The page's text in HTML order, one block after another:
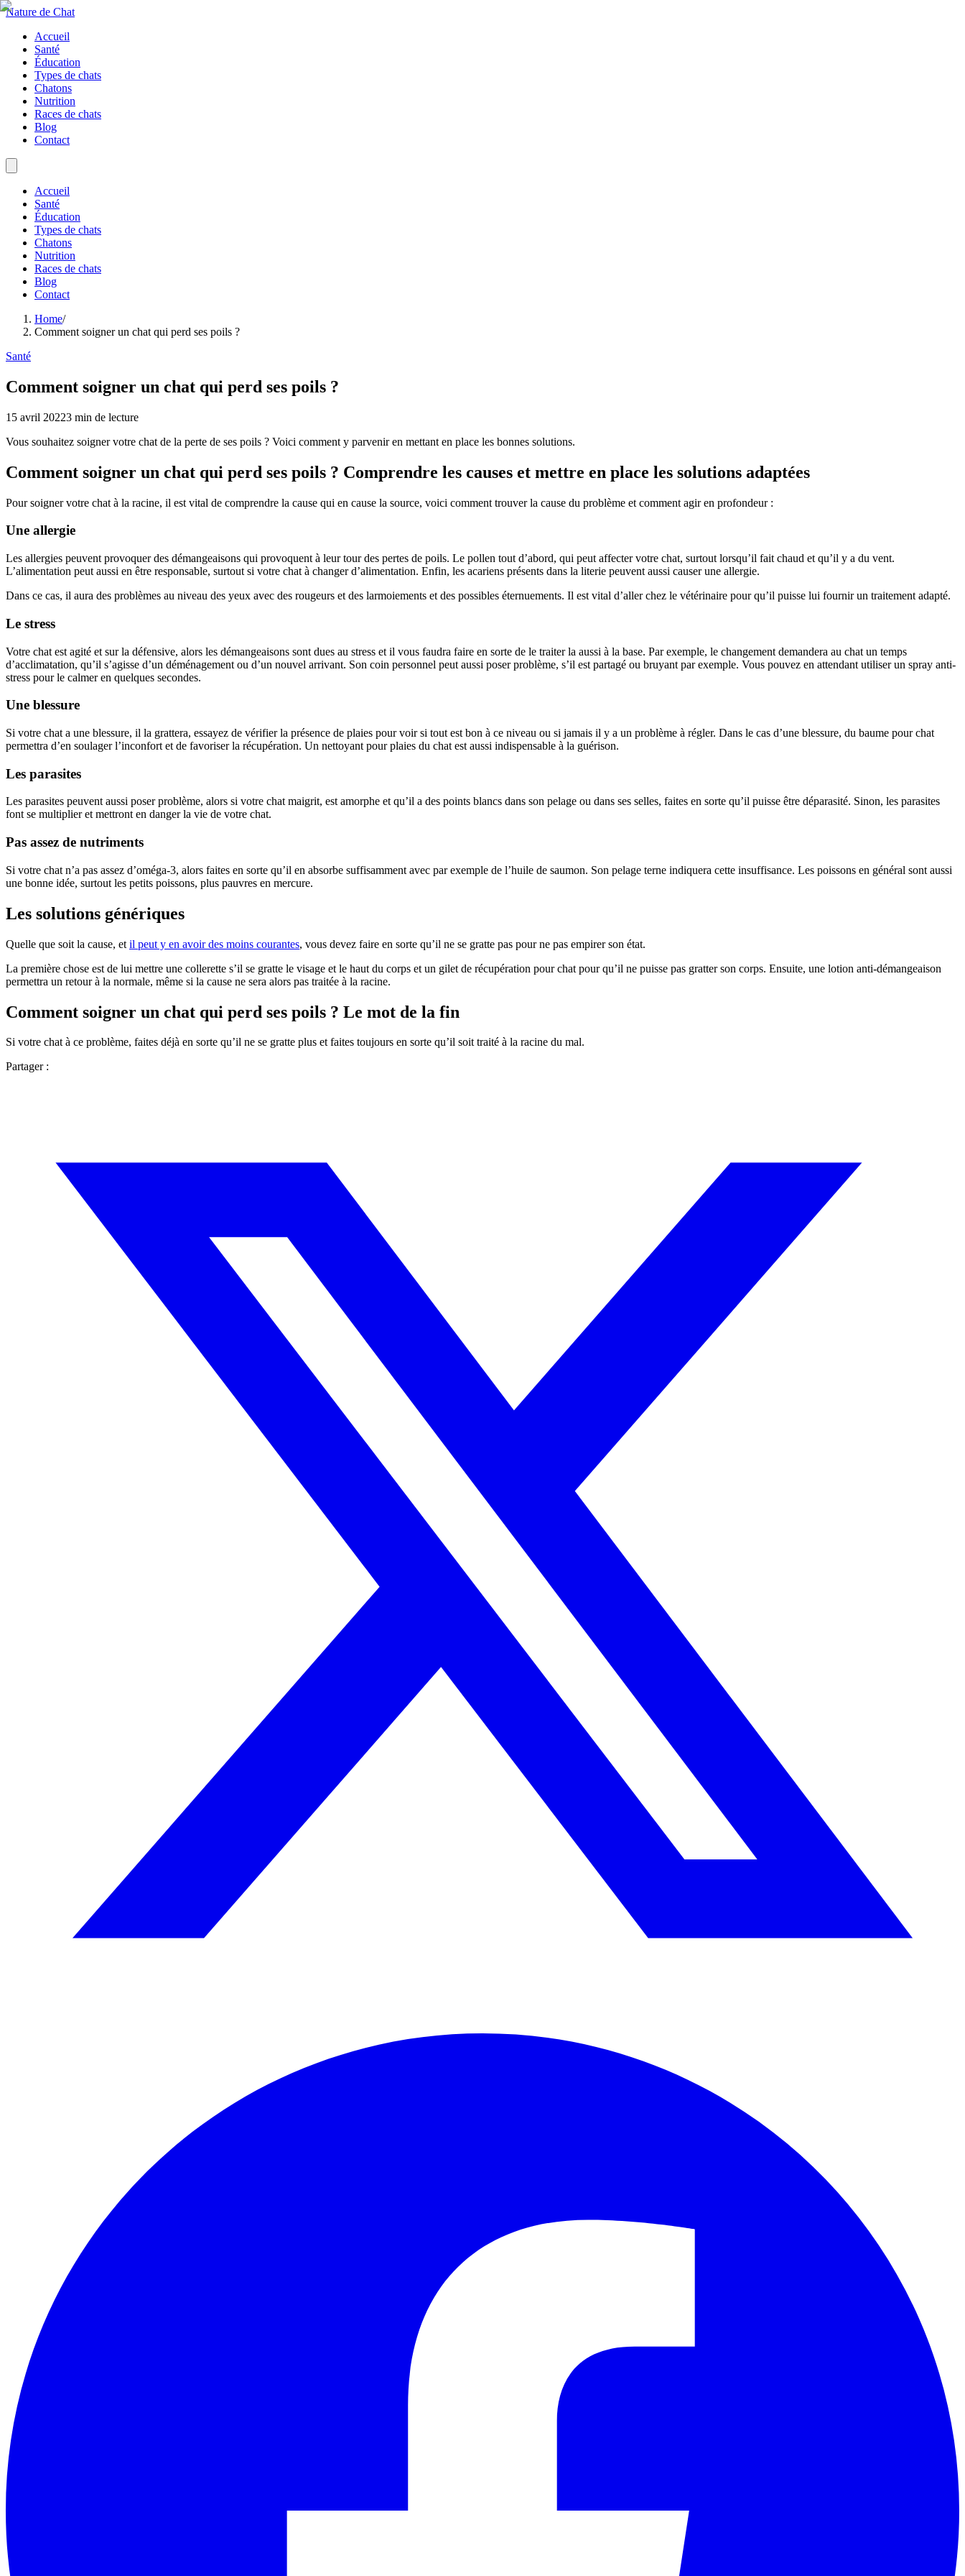
Nature de Chat
Accueil
Santé
Éducation
Types de chats
Chatons
Nutrition
Races de chats
Blog
Contact
Accueil
Santé
Éducation
Types de chats
Chatons
Nutrition
Races de chats
Blog
Contact
Home/
Comment soigner un chat qui perd ses poils ?
Santé
Comment soigner un chat qui perd ses poils ?
15 avril 20223 min de lecture
Vous souhaitez soigner votre chat de la perte de ses poils ? Voici comment y parvenir en mettant en place les bonnes solutions.
Comment soigner un chat qui perd ses poils ? Comprendre les causes et mettre en place les solutions adaptées
Pour soigner votre chat à la racine, il est vital de comprendre la cause qui en cause la source, voici comment trouver la cause du problème et comment agir en profondeur :
Une allergie
Les allergies peuvent provoquer des démangeaisons qui provoquent à leur tour des pertes de poils. Le pollen tout d’abord, qui peut affecter votre chat, surtout lorsqu’il fait chaud et qu’il y a du vent.
L’alimentation peut aussi en être responsable, surtout si votre chat à changer d’alimentation. Enfin, les acariens présents dans la literie peuvent aussi causer une allergie.
Dans ce cas, il aura des problèmes au niveau des yeux avec des rougeurs et des larmoiements et des possibles éternuements. Il est vital d’aller chez le vétérinaire pour qu’il puisse lui fournir un traitement adapté.
Le stress
Votre chat est agité et sur la défensive, alors les démangeaisons sont dues au stress et il vous faudra faire en sorte de le traiter la aussi à la base. Par exemple, le changement demandera au chat un temps
d’acclimatation, qu’il s’agisse d’un déménagement ou d’un nouvel arrivant. Son coin personnel peut aussi poser problème, s’il est partagé ou bruyant par exemple. Vous pouvez en attendant utiliser un spray anti-
stress pour le calmer en quelques secondes.
Une blessure
Si votre chat a une blessure, il la grattera, essayez de vérifier la présence de plaies pour voir si tout est bon à ce niveau ou si jamais il y a un problème à régler. Dans le cas d’une blessure, du baume pour chat
permettra d’en soulager l’inconfort et de favoriser la récupération. Un nettoyant pour plaies du chat est aussi indispensable à la guérison.
Les parasites
Les parasites peuvent aussi poser problème, alors si votre chat maigrit, est amorphe et qu’il a des points blancs dans son pelage ou dans ses selles, faites en sorte qu’il puisse être déparasité. Sinon, les parasites
font se multiplier et mettront en danger la vie de votre chat.
Pas assez de nutriments
Si votre chat n’a pas assez d’oméga-3, alors faites en sorte qu’il en absorbe suffisamment avec par exemple de l’huile de saumon. Son pelage terne indiquera cette insuffisance. Les poissons en général sont aussi
une bonne idée, surtout les petits poissons, plus pauvres en mercure.
Les solutions génériques
Quelle que soit la cause, et il peut y en avoir des moins courantes, vous devez faire en sorte qu’il ne se gratte pas pour ne pas empirer son état.
La première chose est de lui mettre une collerette s’il se gratte le visage et le haut du corps et un gilet de récupération pour chat pour qu’il ne puisse pas gratter son corps. Ensuite, une lotion anti-démangeaison
permettra un retour à la normale, même si la cause ne sera alors pas traitée à la racine.
Comment soigner un chat qui perd ses poils ? Le mot de la fin
Si votre chat à ce problème, faites déjà en sorte qu’il ne se gratte plus et faites toujours en sorte qu’il soit traité à la racine du mal.
Partager :